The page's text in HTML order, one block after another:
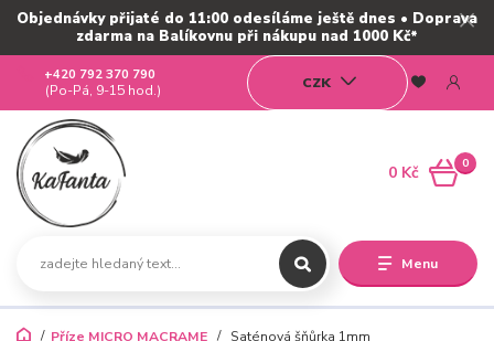
Objednávky přijaté do 11:00 odesíláme ještě dnes • Doprava
zdarma na Balíkovnu při nákupu nad 1000 Kč*
Menu
CZK
+420 792 370 790
(Po-Pá, 9-15 hod.)
0
0 Kč
Příze MICRO MACRAME Saténová šňůrka 1mm